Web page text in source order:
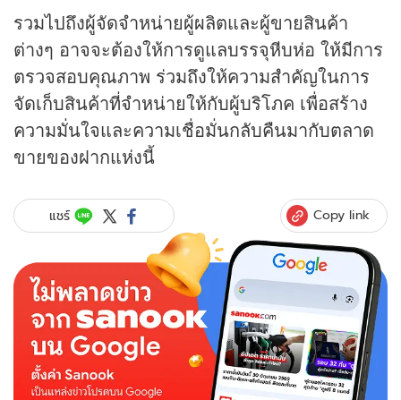
รวมไปถึงผู้จัดจำหน่ายผู้ผลิตและผู้ขายสินค้า
ต่างๆ อาจจะต้องให้การดูแลบรรจุหีบห่อ ให้มีการ
ตรวจสอบคุณภาพ ร่วมถึงให้ความสำคัญในการ
จัดเก็บสินค้าที่จำหน่ายให้กับผู้บริโภค เพื่อสร้าง
ความมั่นใจและความเชื่อมั่นกลับคืนมากับตลาด
ขายของฝากแห่งนี้
แชร์ Copy link